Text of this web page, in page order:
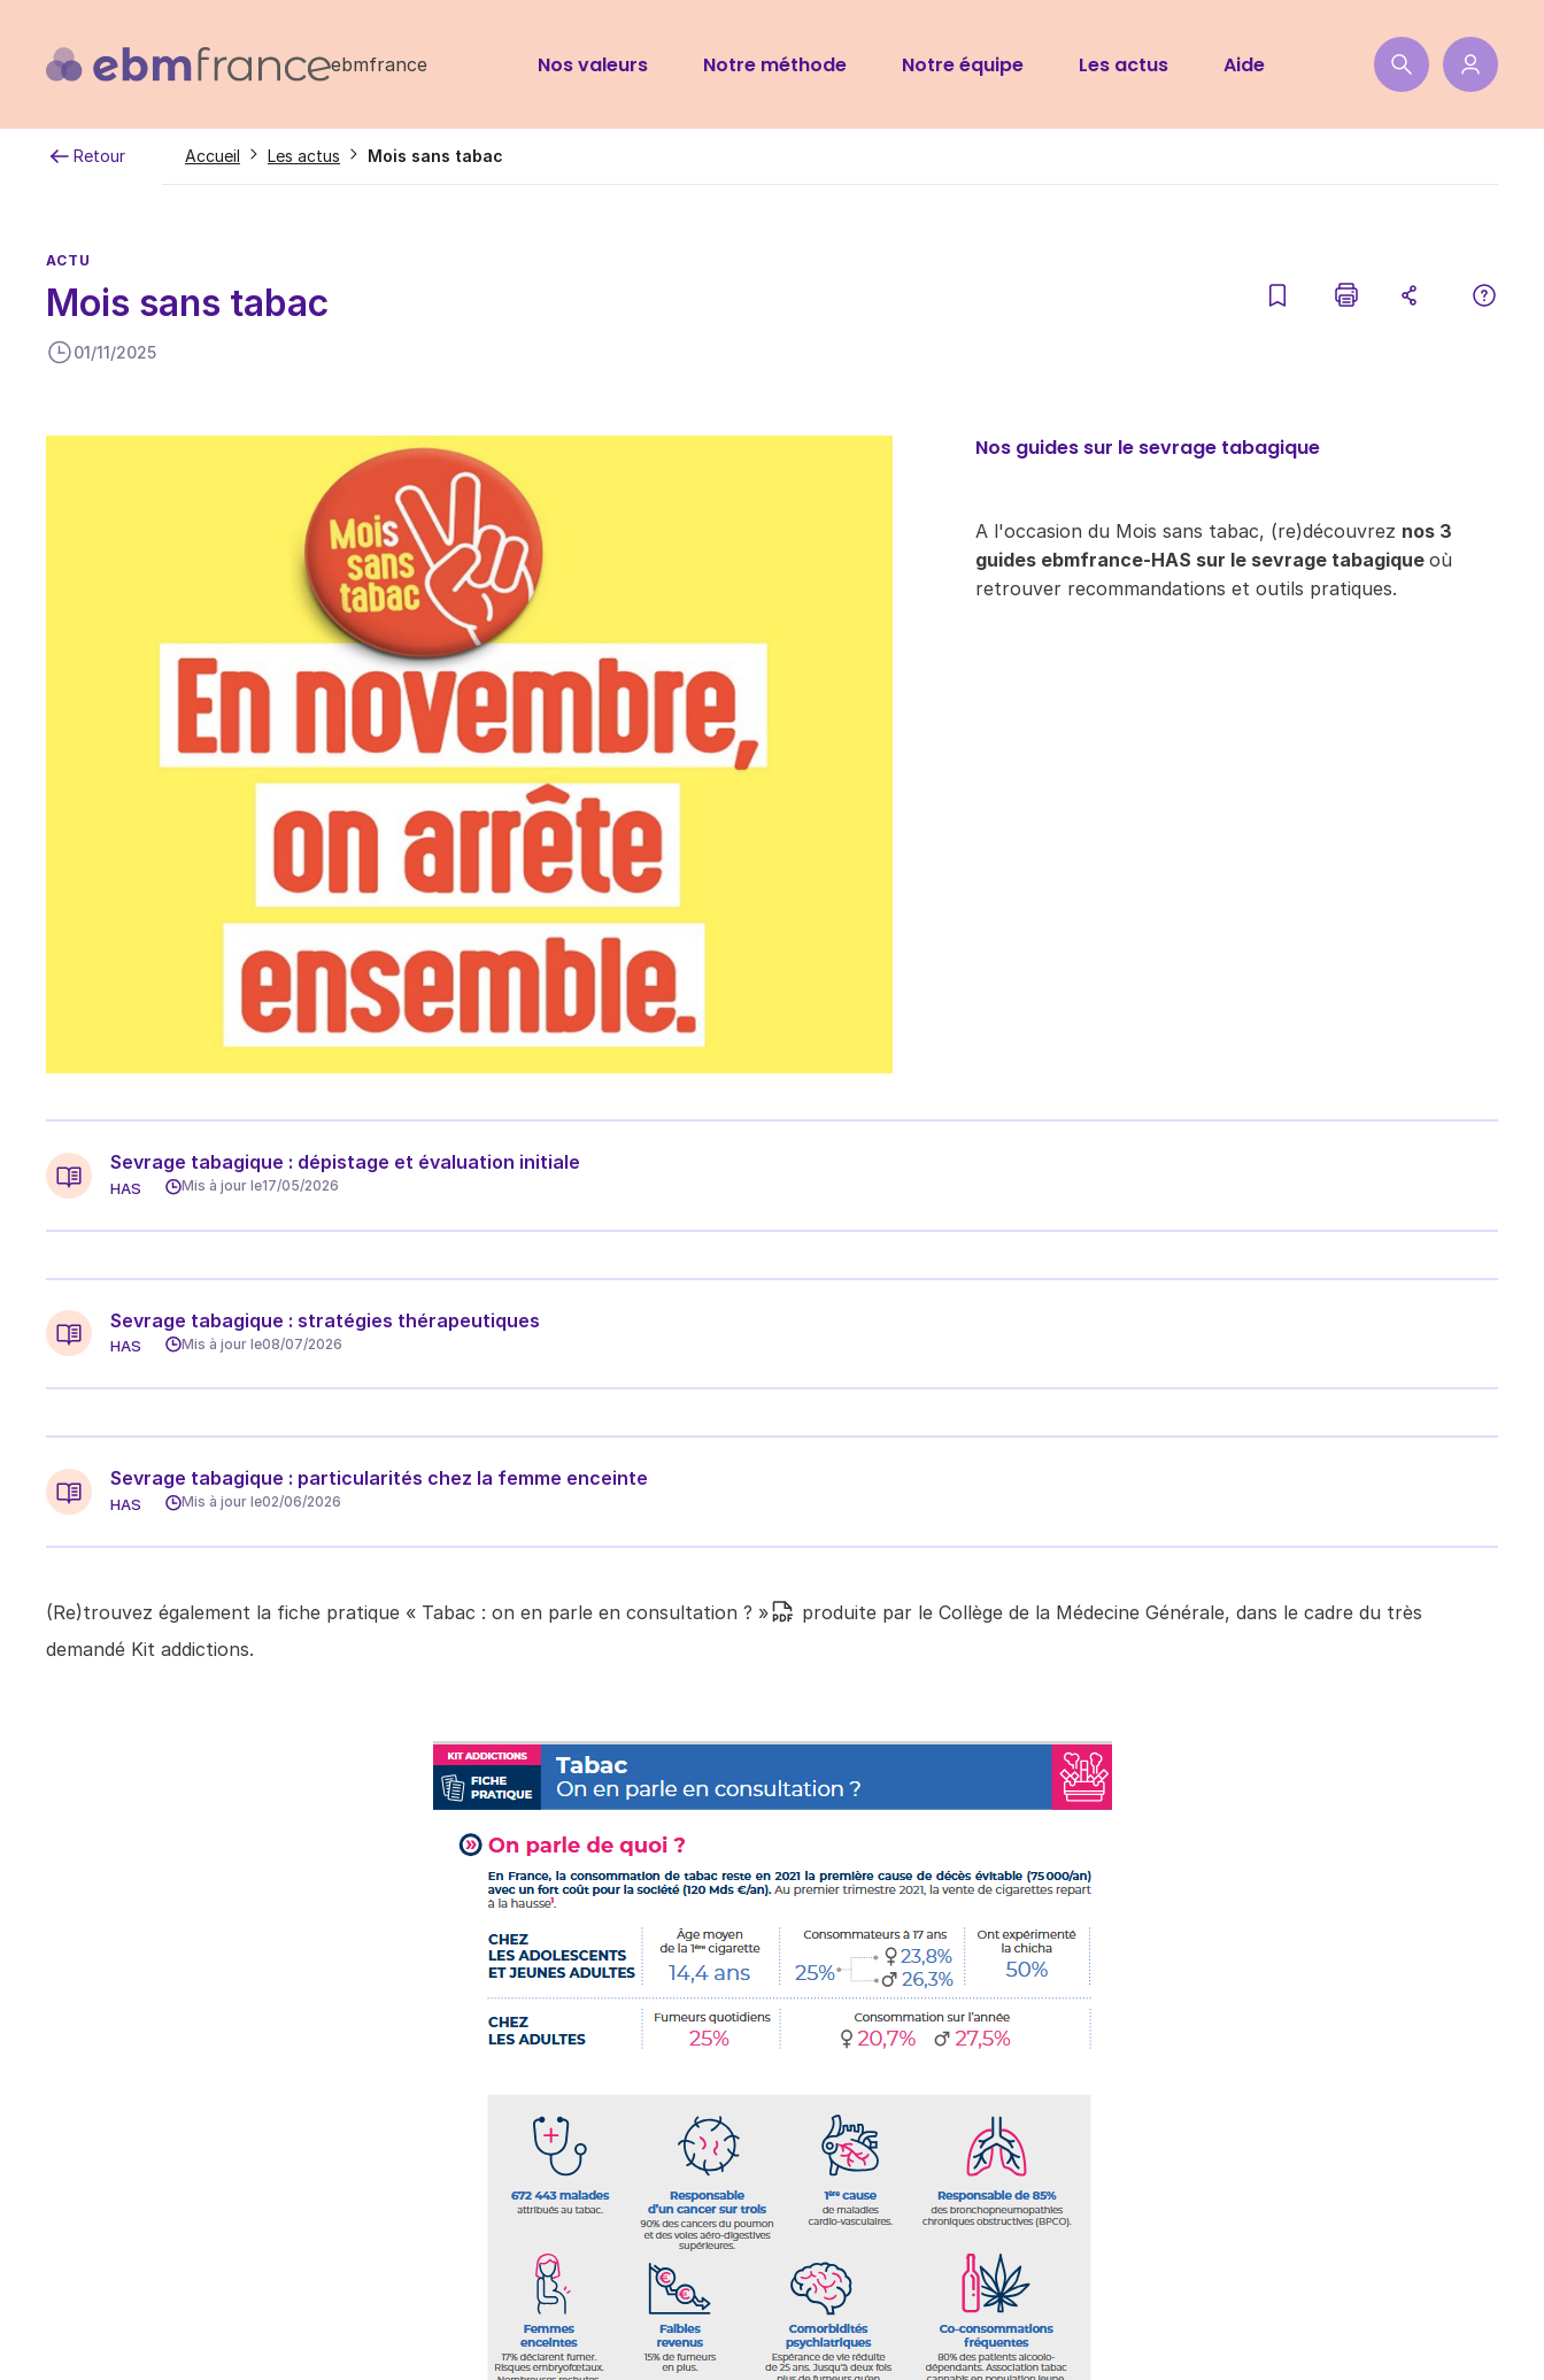
contenu
ebmfrance
Navigation
Nos valeurs Notre méthode Notre équipe Les actus Aide
Retour
Fil
Accueil Les actus Mois sans tabac
ACTU
Mois sans tabac
01/11/2025
Nos guides sur le sevrage tabagique
A l'occasion du Mois sans tabac, (re)découvrez nos 3
guides ebmfrance-HAS sur le sevrage tabagiqueoù
retrouver recommandations et outils pratiques.
Sevrage tabagique : dépistage et évaluation initiale
HAS Mis à jour le17/05/2026
Sevrage tabagique : stratégies thérapeutiques
HAS Mis à jour le08/07/2026
Sevrage tabagique : particularités chez la femme enceinte
HAS Mis à jour le02/06/2026
(Re)trouvez également la fiche pratique « Tabac : on en parle en consultation ? »
produite par le Collège de la Médecine Générale, dans le cadre du très
demandé Kit addictions.